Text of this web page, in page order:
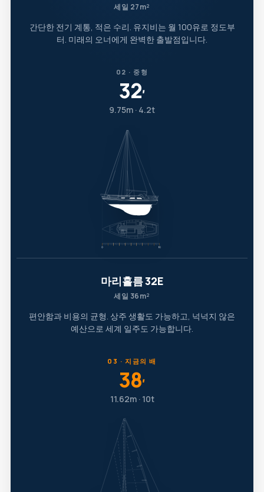
세일 27m²
간단한 전기 계통, 적은 수리. 유지비는 월 100유로 정도부
터. 미래의 오너에게 완벽한 출발점입니다.
02 · 중형
32′
9.75m · 4.2t
마리홀름 32E
세일 36m²
편안함과 비용의 균형. 상주 생활도 가능하고, 넉넉지 않은
예산으로 세계 일주도 가능합니다.
03 · 지금의 배
38′
11.62m · 10t